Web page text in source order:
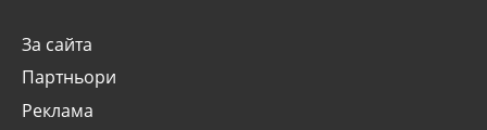
За сайта
Партньори
Реклама